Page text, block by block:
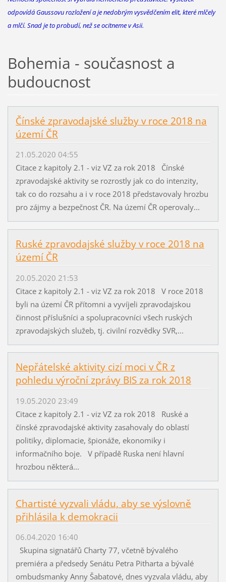
odpovídá Gaussovu rozložení a je nedobrým vysvědčením elit, které mlčely
a mlčí. Snad je to probudí, než se ocitneme v Asii.
Bohemia - současnost a
budoucnost
Čínské zpravodajské služby v roce 2018 na
území ČR
21.05.2020 04:55
Citace z kapitoly 2.1 - viz VZ za rok 2018 Čínské
zpravodajské aktivity se rozrostly jak co do intenzity,
tak co do rozsahu a i v roce 2018 představovaly hrozbu
pro zájmy a bezpečnost ČR. Na území ČR operovaly...
Ruské zpravodajské služby v roce 2018 na
území ČR
20.05.2020 21:53
Citace z kapitoly 2.1 - viz VZ za rok 2018 V roce 2018
byli na území ČR přítomni a vyvíjeli zpravodajskou
činnost příslušníci a spolupracovníci všech ruských
zpravodajských služeb, tj. civilní rozvědky SVR,...
Nepřátelské aktivity cizí moci v ČR z
pohledu výroční zprávy BIS za rok 2018
19.05.2020 23:49
Citace z kapitoly 2.1 - viz VZ za rok 2018 Ruské a
čínské zpravodajské aktivity zasahovaly do oblastí
politiky, diplomacie, špionáže, ekonomiky i
informačního boje. V případě Ruska není hlavní
hrozbou některá...
Chartisté vyzvali vládu, aby se výslovně
přihlásila k demokracii
06.04.2020 16:40
Skupina signatářů Charty 77, včetně bývalého
premiéra a předsedy Senátu Petra Pitharta a bývalé
ombudsmanky Anny Šabatové, dnes vyzvala vládu, aby